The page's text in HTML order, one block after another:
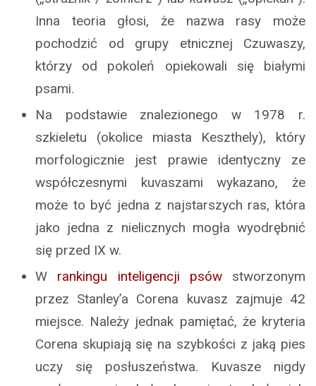
Inna teoria głosi, że nazwa rasy może
pochodzić od grupy etnicznej Czuwaszy,
którzy od pokoleń opiekowali się białymi
psami.
Na podstawie znalezionego w 1978 r.
szkieletu (okolice miasta Keszthely), który
morfologicznie jest prawie identyczny ze
współczesnymi kuvaszami wykazano, że
może to być jedna z najstarszych ras, która
jako jedna z nielicznych mogła wyodrębnić
się przed IX w.
W rankingu inteligencji psówstworzonym
przez Stanley’a Corena kuvasz zajmuje 42
miejsce. Należy jednak pamiętać, że kryteria
Corena skupiają się na szybkości z jaką pies
uczy się posłuszeństwa. Kuvasze nigdy